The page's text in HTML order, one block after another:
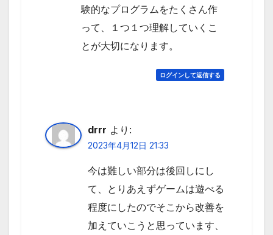
験的なプログラムをたくさん作
って、１つ１つ理解していくこ
とが大切になります。
ログインして返信する
drrr より:
2023年4月12日 21:33
今は難しい部分は後回しにし
て、とりあえずゲームは遊べる
程度にしたのでそこから改善を
加えていこうと思っています、